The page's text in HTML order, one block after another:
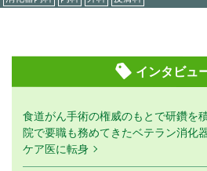
インタビュ
食道がん手術の権威のもとで研鑽を
院で要職も務めてきたベテラン消化
ケア医に転身